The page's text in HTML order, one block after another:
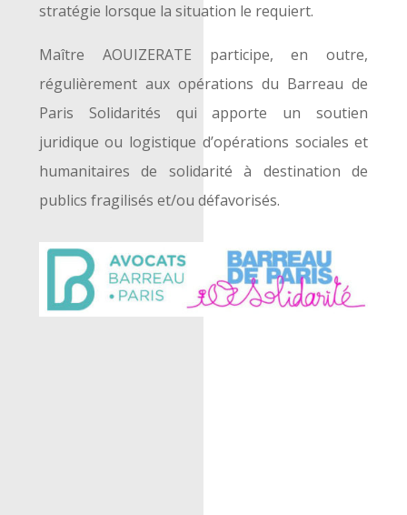
stratégie lorsque la situation le requiert.
Maître AOUIZERATE participe, en outre,
régulièrement aux opérations du Barreau de
Paris Solidarités qui apporte un soutien
juridique ou logistique d’opérations sociales et
humanitaires de solidarité à destination de
publics fragilisés et/ou défavorisés.